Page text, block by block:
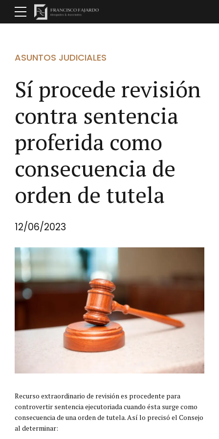
ASUNTOS JUDICIALES
Sí procede revisión
contra sentencia
proferida como
consecuencia de
orden de tutela
12/06/2023
Recurso extraordinario de revisión es procedente para
controvertir sentencia ejecutoriada cuando ésta surge como
consecuencia de una orden de tutela. Así lo precisó el Consejo
al determinar: